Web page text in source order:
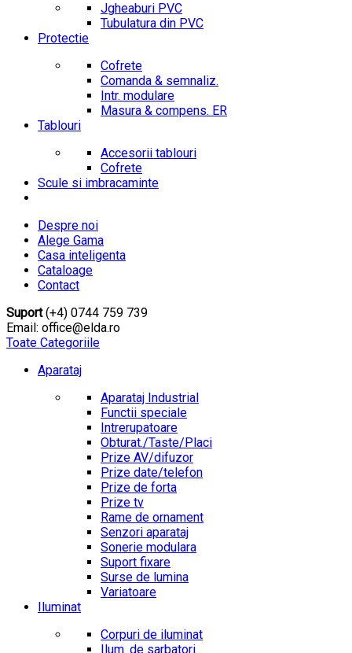
Jgheaburi PVC
Tubulatura din PVC
Protectie
Cofrete
Comanda & semnaliz.
Intr. modulare
Masura & compens. ER
Tablouri
Accesorii tablouri
Cofrete
Scule si imbracaminte
Despre noi
Alege Gama
Casa inteligenta
Cataloage
Contact
Suport(+4) 0744 759 739
Email: office@elda.ro
Toate Categoriile
Aparataj
Aparataj Industrial
Functii speciale
Intrerupatoare
Obturat./Taste/Placi
Prize AV/difuzor
Prize date/telefon
Prize de forta
Prize tv
Rame de ornament
Senzori aparataj
Sonerie modulara
Suport fixare
Surse de lumina
Variatoare
Iluminat
Corpuri de iluminat
Ilum. de sarbatori